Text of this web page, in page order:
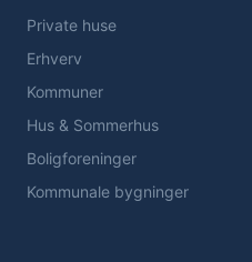
Private huse
Erhverv
Kommuner
Hus & Sommerhus
Boligforeninger
Kommunale bygninger